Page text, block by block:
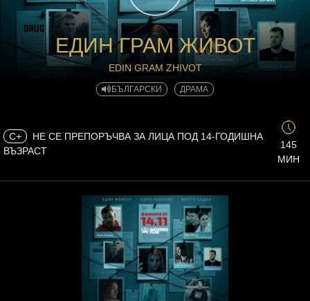
ЕДИН ГРАМ ЖИВОТ
EDIN GRAM ZHIVOT
БЪЛГАРСКИ ДРАМА
C+
НЕ СЕ ПРЕПОРЪЧВА ЗА ЛИЦА ПОД 14-ГОДИШНА
ВЪЗРАСТ
145
МИН